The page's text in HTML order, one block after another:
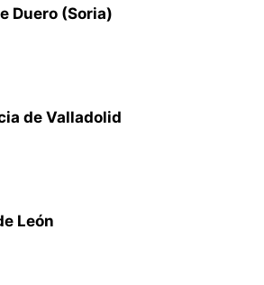
Duero (Soria)
de Valladolid
León